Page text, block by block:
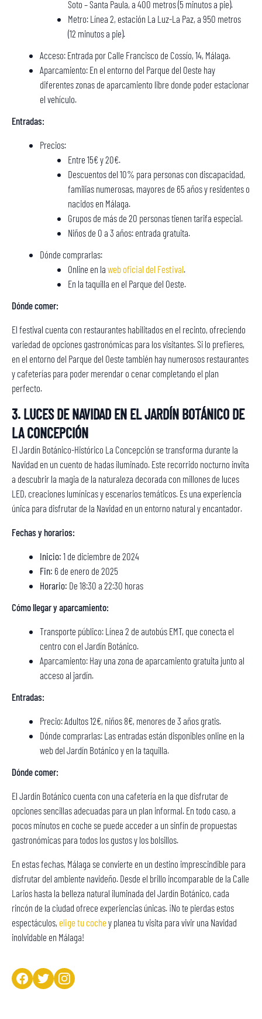
Soto – Santa Paula, a 400 metros (5 minutos a pie).
Metro: Línea 2, estación La Luz-La Paz, a 950 metros
(12 minutos a pie).
Acceso: Entrada por Calle Francisco de Cossío, 14, Málaga.
Aparcamiento: En el entorno del Parque del Oeste hay
diferentes zonas de aparcamiento libre donde poder estacionar
el vehículo.
Entradas:
Precios:
Entre 15€ y 20€.
Descuentos del 10% para personas con discapacidad,
familias numerosas, mayores de 65 años y residentes o
nacidos en Málaga.
Grupos de más de 20 personas tienen tarifa especial.
Niños de 0 a 3 años: entrada gratuita.
Dónde comprarlas:
Online en la web oficial del Festival.
En la taquilla en el Parque del Oeste.
Dónde comer:
El festival cuenta con restaurantes habilitados en el recinto, ofreciendo
variedad de opciones gastronómicas para los visitantes. Si lo prefieres,
en el entorno del Parque del Oeste también hay numerosos restaurantes
y cafeterías para poder merendar o cenar completando el plan
perfecto.
3. LUCES DE NAVIDAD EN EL JARDÍN BOTÁNICO DE
LA CONCEPCIÓN
El Jardín Botánico-Histórico La Concepción se transforma durante la
Navidad en un cuento de hadas iluminado. Este recorrido nocturno invita
a descubrir la magia de la naturaleza decorada con millones de luces
LED, creaciones lumínicas y escenarios temáticos. Es una experiencia
única para disfrutar de la Navidad en un entorno natural y encantador.
Fechas y horarios:
Inicio: 1 de diciembre de 2024
Fin: 6 de enero de 2025
Horario: De 18:30 a 22:30 horas
Cómo llegar y aparcamiento:
Transporte público: Línea 2 de autobús EMT, que conecta el
centro con el Jardín Botánico.
Aparcamiento: Hay una zona de aparcamiento gratuita junto al
acceso al jardín.
Entradas:
Precio: Adultos 12€, niños 8€, menores de 3 años gratis.
Dónde comprarlas: Las entradas están disponibles online en la
web del Jardín Botánico y en la taquilla.
Dónde comer:
El Jardín Botánico cuenta con una cafetería en la que disfrutar de
opciones sencillas adecuadas para un plan informal. En todo caso, a
pocos minutos en coche se puede acceder a un sinfín de propuestas
gastronómicas para todos los gustos y los bolsillos.
En estas fechas, Málaga se convierte en un destino imprescindible para
disfrutar del ambiente navideño. Desde el brillo incomparable de la Calle
Larios hasta la belleza natural iluminada del Jardín Botánico, cada
rincón de la ciudad ofrece experiencias únicas. ¡No te pierdas estos
espectáculos, elige tu cochey planea tu visita para vivir una Navidad
inolvidable en Málaga!